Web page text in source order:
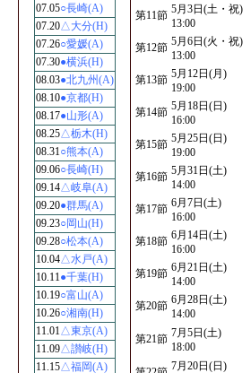
07.05○長崎(A)
07.20△大分(H)
07.26○愛媛(A)
07.30●横浜(H)
08.03●北九州(A)
08.10●京都(H)
08.17●山形(A)
08.25△栃木(H)
08.31○熊本(A)
09.06○長崎(H)
09.14△岐阜(A)
09.20●群馬(A)
09.23○岡山(H)
09.28○松本(A)
10.04△水戸(A)
10.11●千葉(H)
10.19○富山(A)
10.26○湘南(H)
11.01△東京(A)
11.09△讃岐(H)
11.15△福岡(A)
第11節 5月3日(土・祝)
13:00
第12節 5月6日(火・祝)
13:00
第13節 5月12日(月)
19:00
第14節 5月18日(日)
16:00
第15節 5月25日(日)
19:00
第16節 5月31日(土)
14:00
第17節 6月7日(土)
16:00
第18節 6月14日(土)
16:00
第19節 6月21日(土)
14:00
第20節 6月28日(土)
14:00
第21節 7月5日(土)
18:00
7月20日(日)